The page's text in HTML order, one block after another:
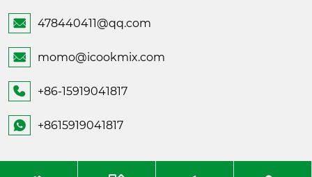
 478440411@qq.com
 momo@icookmix.com
 +86-15919041817
 +8615919041817